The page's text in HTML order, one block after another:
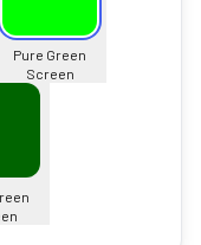
Pure Green
Screen